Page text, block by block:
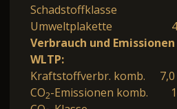
Schadstoffklasse
Umweltplakette
Verbrauch und Emissionen
WLTP:
Kraftstoffverbr. komb.
CO2-Emissionen komb.